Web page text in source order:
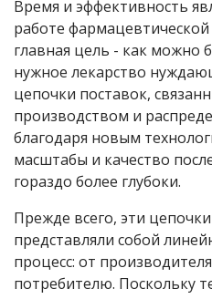
Время и эффективность
работе
главная цель - как можно
нужное лекарство
цепочки поставок,
производством и
благодаря новым
масштабы и качество
гораздо более глубоки.
Прежде всего, эти
представляли собой
процесс: от
потребителю. Поскольку